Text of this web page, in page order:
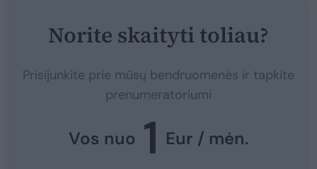
Norite skaityti toliau?
Prisijunkite prie mūsų bendruomenės ir tapkite
prenumeratoriumi
Vos nuo 1 Eur / mėn.